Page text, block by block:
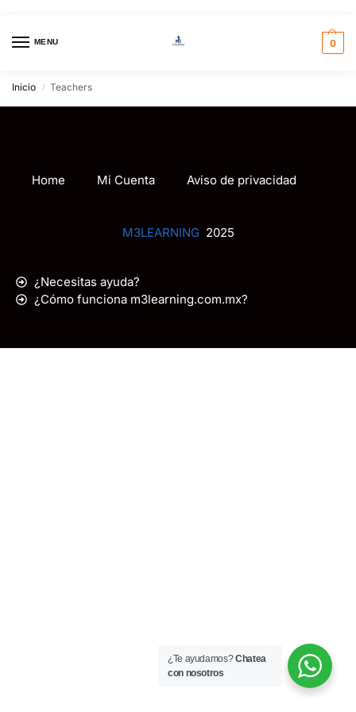
MENU 0
Inicio / Teachers
Home Mi Cuenta Aviso de privacidad
M3LEARNING2025
¿Necesitas ayuda?
¿Cómo funciona m3learning.com.mx?
¿Te ayudamos?Chatea
con nosotros